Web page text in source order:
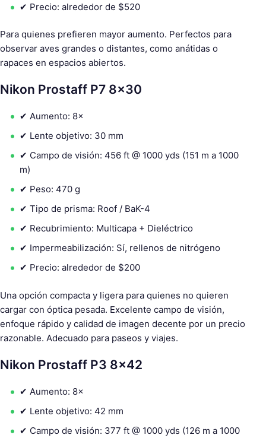
✔ Precio: alrededor de $520
Para quienes prefieren mayor aumento. Perfectos para
observar aves grandes o distantes, como anátidas o
rapaces en espacios abiertos.
Nikon Prostaff P7 8×30
✔ Aumento: 8×
✔ Lente objetivo: 30 mm
✔ Campo de visión: 456 ft @ 1000 yds (151 m a 1000
m)
✔ Peso: 470 g
✔ Tipo de prisma: Roof / BaK-4
✔ Recubrimiento: Multicapa + Dieléctrico
✔ Impermeabilización: Sí, rellenos de nitrógeno
✔ Precio: alrededor de $200
Una opción compacta y ligera para quienes no quieren
cargar con óptica pesada. Excelente campo de visión,
enfoque rápido y calidad de imagen decente por un precio
razonable. Adecuado para paseos y viajes.
Nikon Prostaff P3 8×42
✔ Aumento: 8×
✔ Lente objetivo: 42 mm
✔ Campo de visión: 377 ft @ 1000 yds (126 m a 1000